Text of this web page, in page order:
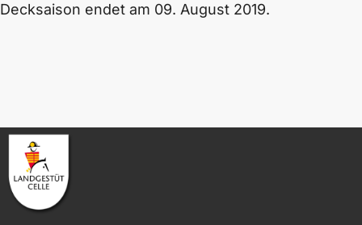
Decksaison endet am 09. August 2019.